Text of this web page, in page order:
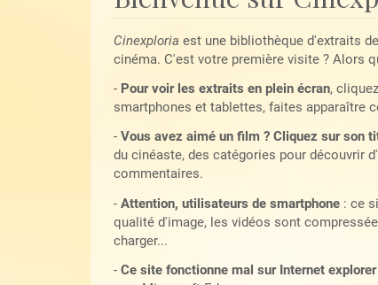
Cinexploria est une bibliothèque d'extraits
cinéma. C'est votre première visite ? Alors
- Pour voir les extraits en plein écran,
smartphones et tablettes, faites apparaître
- Vous avez aimé un film ? Cliquez sur son
du cinéaste, des catégories pour découvrir
commentaires.
- Attention, utilisateurs de smartphone : ce
qualité d'image, les vidéos sont
charger...
- Ce site fonctionne mal sur Internet explorer